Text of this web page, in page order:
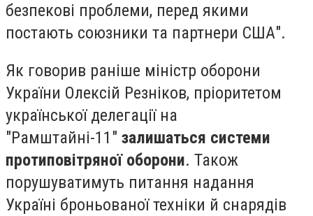
безпекові проблеми, перед якими
постають союзники та партнери США".
Як говорив раніше міністр оборони
України Олексій Резніков, пріоритетом
української делегації на
"Рамштайні-11" залишаться системи
протиповітряної оборони. Також
порушуватимуть питання надання
Україні броньованої техніки й снарядів